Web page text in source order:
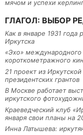
мячом и успехи
ГЛАГОЛ: ВЫБОР
Как в январе 1931
Иркутска
«Эхо»
короткометражного
21 проект из
президентских грантов
В Москве работает
иркутского
Краеведческий клуб
января свои планы на
Инна Латышева: